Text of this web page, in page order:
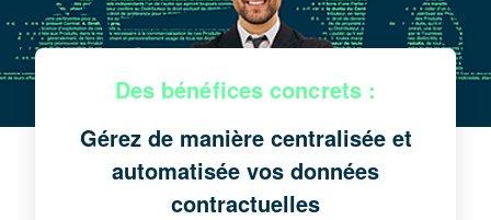
Des bénéfices concrets :
Gérez de manière centralisée et
automatisée vos données
contractuelles